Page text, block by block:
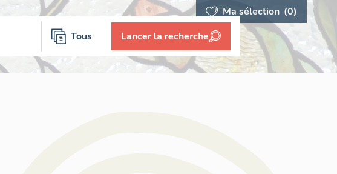
Ma sélection (0)
Tous Lancer la recherche